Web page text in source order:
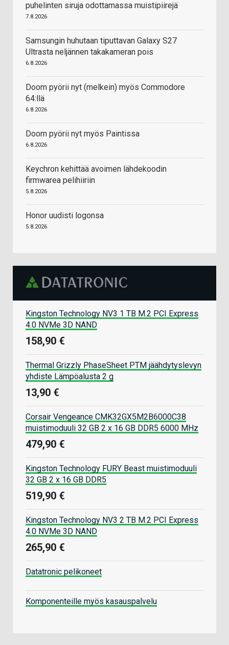
puhelinten siruja odottamassa muistipiirejä
7.8.2026
Samsungin huhutaan tiputtavan Galaxy S27
Ultrasta neljännen takakameran pois
6.8.2026
Doom pyörii nyt (melkein) myös Commodore
64:llä
6.8.2026
Doom pyörii nyt myös Paintissa
6.8.2026
Keychron kehittää avoimen lähdekoodin
firmwarea pelihiiriin
5.8.2026
Honor uudisti logonsa
5.8.2026
Kingston Technology NV3 1 TB M.2 PCI Express
4.0 NVMe 3D NAND
158,90 €
Thermal Grizzly PhaseSheet PTM jäähdytyslevyn
yhdiste Lämpöalusta 2 g
13,90 €
Corsair Vengeance CMK32GX5M2B6000C38
muistimoduuli 32 GB 2 x 16 GB DDR5 6000 MHz
479,90 €
Kingston Technology FURY Beast muistimoduuli
32 GB 2 x 16 GB DDR5
519,90 €
Kingston Technology NV3 2 TB M.2 PCI Express
4.0 NVMe 3D NAND
265,90 €
Datatronic pelikoneet
Komponenteille myös kasauspalvelu